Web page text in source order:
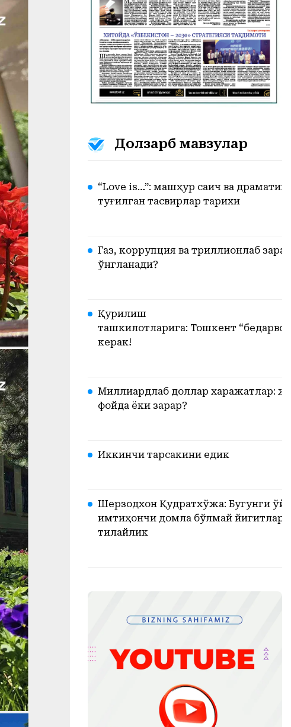
Долзарб мавзулар
“Love is…”: машҳур сақич ва
туғилган тасвирлар тарихи
Газ, коррупция ва триллионлаб
ўнгланади?
Қурилиш
ташкилотларига: Тошкент
керак!
Миллиардлаб доллар харажатлар:
фойда ёки зарар?
Иккинчи тарсакини едик
Шерзодхон Қудратхўжа: Бугунги
имтиҳончи домла бўлмай
тилайлик